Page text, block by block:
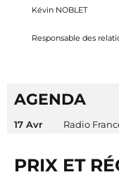
Kévin NOBLET
Responsable des
AGENDA
17 Avr Radio
PRIX ET